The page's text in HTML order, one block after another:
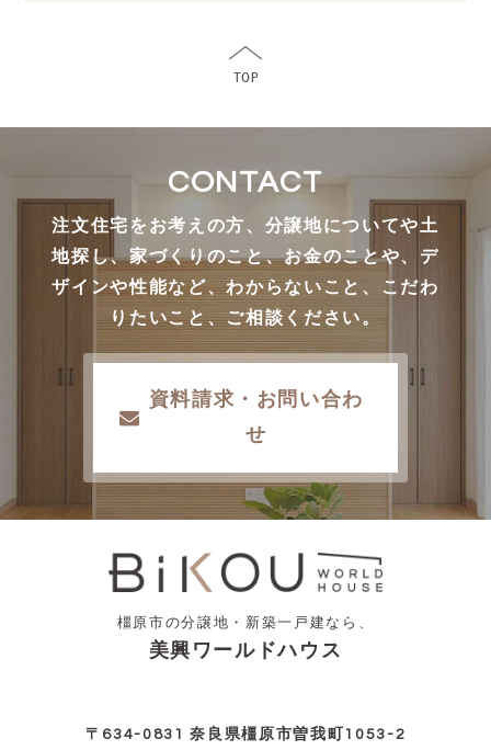
CONTACT
注文住宅をお考えの方、分譲地についてや土
地探し、家づくりのこと、お金のことや、デ
ザインや性能など、わからないこと、こだわ
りたいこと、ご相談ください。
資料請求・お問い合わ
せ
橿原市の分譲地・新築一戸建なら、
美興ワールドハウス
〒634-0831 奈良県橿原市曽我町1053-2